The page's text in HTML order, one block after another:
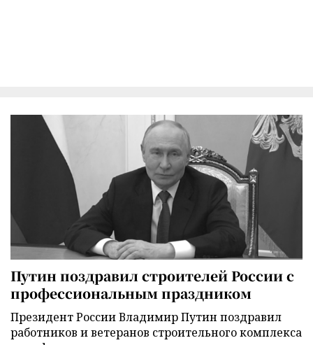
Путин поздравил строителей России с
профессиональным праздником
Президент России Владимир Путин поздравил
работников и ветеранов строительного комплекса